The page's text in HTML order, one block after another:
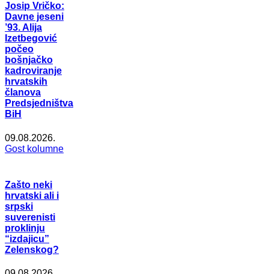
Josip Vričko:
Davne jeseni
’93. Alija
Izetbegović
počeo
bošnjačko
kadroviranje
hrvatskih
članova
Predsjedništva
BiH
09.08.2026.
Gost kolumne
Zašto neki
hrvatski ali i
srpski
suverenisti
proklinju
“izdajicu”
Zelenskog?